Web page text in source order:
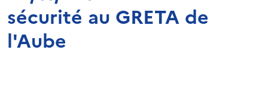
sécurité au GRETA de
l'Aube